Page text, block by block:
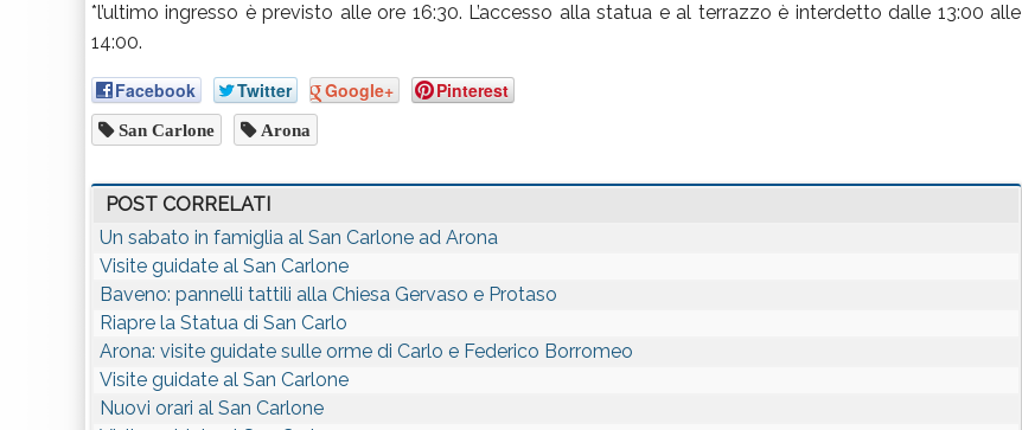
*l’ultimo ingresso è previsto alle ore 16:30. L’accesso alla statua e al terrazzo è interdetto dalle 13:00 alle
14:00.
Facebook Twitter Google+ Pinterest
San Carlone Arona
POST CORRELATI
Un sabato in famiglia al San Carlone ad Arona
Visite guidate al San Carlone
Baveno: pannelli tattili alla Chiesa Gervaso e Protaso
Riapre la Statua di San Carlo
Arona: visite guidate sulle orme di Carlo e Federico Borromeo
Visite guidate al San Carlone
Nuovi orari al San Carlone